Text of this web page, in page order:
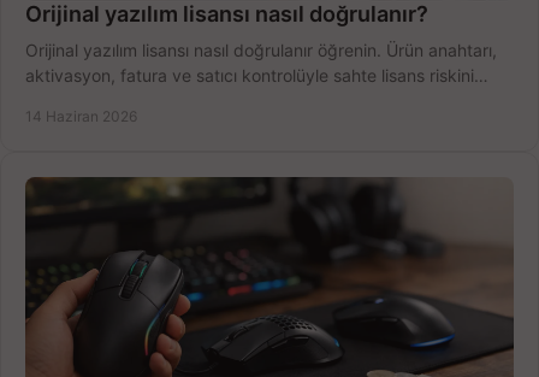
Orijinal yazılım lisansı nasıl doğrulanır?
Orijinal yazılım lisansı nasıl doğrulanır öğrenin. Ürün anahtarı,
aktivasyon, fatura ve satıcı kontrolüyle sahte lisans riskini
14 Haziran 2026